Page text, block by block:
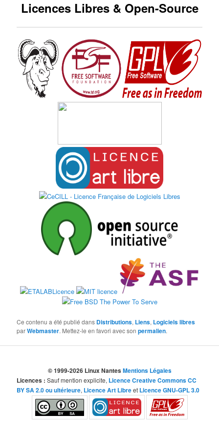
Licences Libres & Open-Source
Ce contenu a été publié dans Distributions, Liens, Logiciels libres
parWebmaster. Mettez-le en favori avec sonpermalien.
© 1999-2026 Linux NantesMentions Légales
Licences : Sauf mention explicite, Licence Creative Commons CC
BY SA 2.0 ou ultérieure, Licence Art Libreet Licence GNU-GPL 3.0